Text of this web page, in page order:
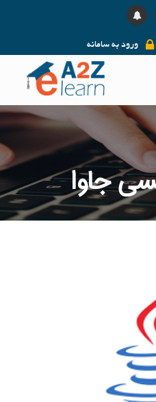
ورود به سامانه
جاوا